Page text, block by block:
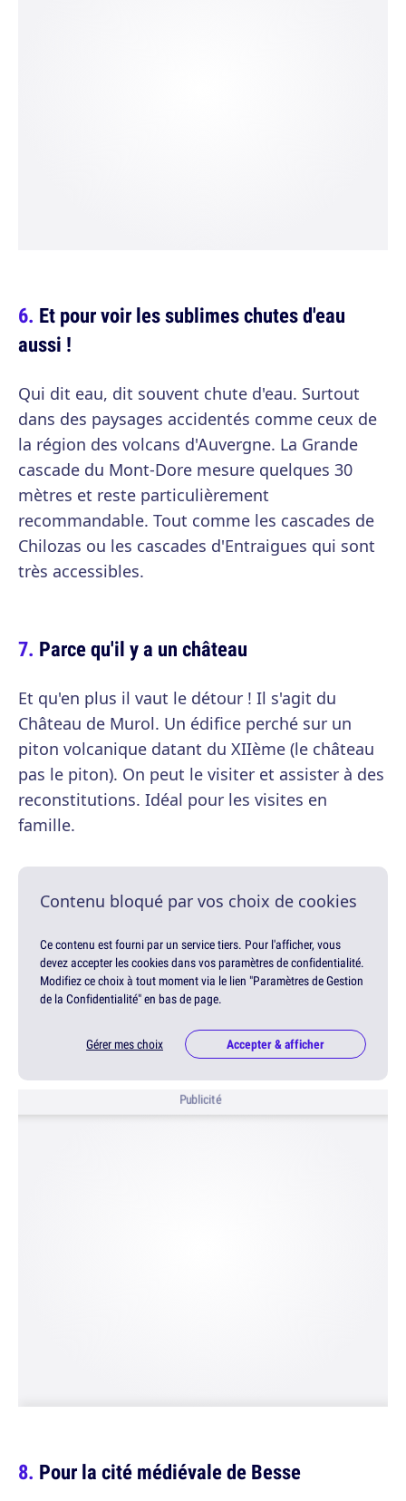
Et pour voir les sublimes chutes d'eau
aussi !
Qui dit eau, dit souvent chute d'eau. Surtout
dans des paysages accidentés comme ceux de
la région des volcans d'Auvergne. La Grande
cascade du Mont-Dore mesure quelques 30
mètres et reste particulièrement
recommandable. Tout comme les cascades de
Chilozas ou les cascades d'Entraigues qui sont
très accessibles.
Parce qu'il y a un château
Et qu'en plus il vaut le détour ! Il s'agit du
Château de Murol. Un édifice perché sur un
piton volcanique datant du XIIème (le château
pas le piton). On peut le visiter et assister à des
reconstitutions. Idéal pour les visites en
famille.
Contenu bloqué par vos choix de cookies
Ce contenu est fourni par un service tiers. Pour l'afficher, vous
devez accepter les cookies dans vos paramètres de confidentialité.
Modifiez ce choix à tout moment via le lien "Paramètres de Gestion
de la Confidentialité" en bas de page.
Gérer mes choix Accepter & afficher
Publicité
Pour la cité médiévale de Besse